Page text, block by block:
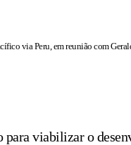
via Peru, em reunião com
viabilizar o